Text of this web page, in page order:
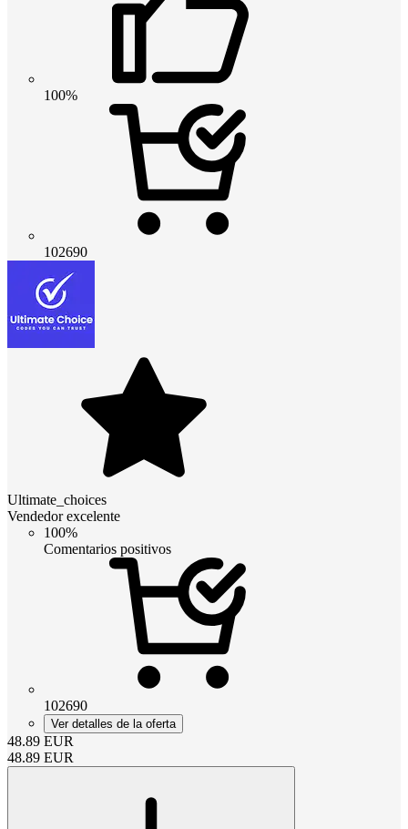
100%
102690
Ultimate_choices
Vendedor excelente
100%
Comentarios positivos
102690
Ver detalles de la oferta
48.89 EUR
48.89 EUR